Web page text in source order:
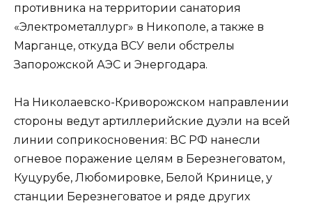
противника на территории санатория
«Электрометаллург» в Никополе, а также в
Марганце, откуда ВСУ вели обстрелы
Запорожской АЭС и Энергодара.
На Николаевско-Криворожском направлении
стороны ведут артиллерийские дуэли на всей
линии соприкосновения: ВС РФ нанесли
огневое поражение целям в Березнеговатом,
Куцурубе, Любомировке, Белой Кринице, у
станции Березнеговатое и ряде других